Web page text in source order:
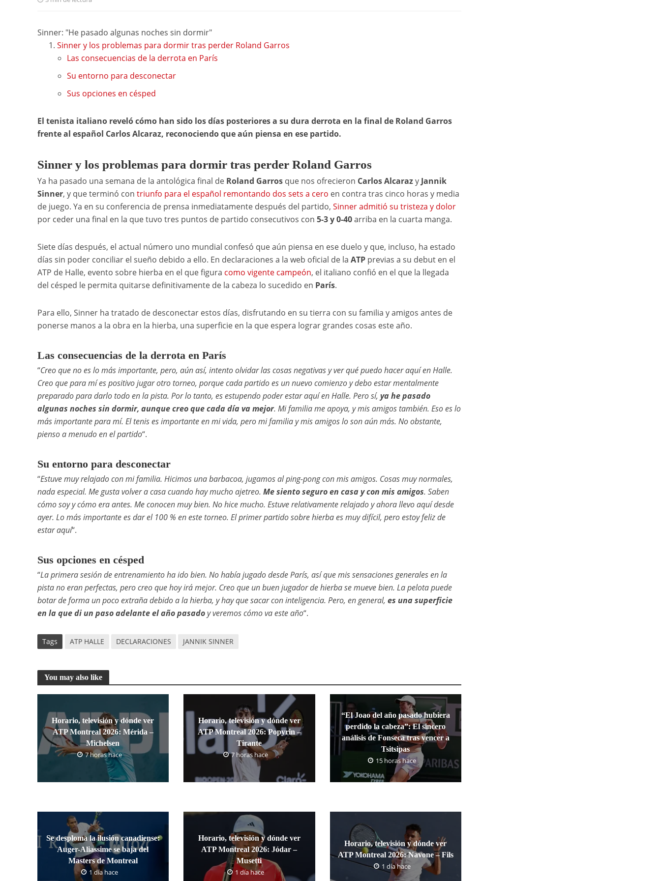
Sinner: "He pasado algunas noches sin dormir"
Sinner y los problemas para dormir tras perder Roland Garros
Las consecuencias de la derrota en París
Su entorno para desconectar
Sus opciones en césped
El tenista italiano reveló cómo han sido los días posteriores a su dura derrota en la final de Roland Garros
frente al español Carlos Alcaraz, reconociendo que aún piensa en ese partido.
Sinner y los problemas para dormir tras perder Roland Garros
Ya ha pasado una semana de la antológica final de Roland Garrosque nos ofrecieron Carlos Alcarazy Jannik
Sinner, y que terminó con triunfo para el español remontando dos sets a cero en contra tras cinco horas y media
de juego. Ya en su conferencia de prensa inmediatamente después del partido, Sinner admitió su tristeza y dolor
por ceder una final en la que tuvo tres puntos de partido consecutivos con 5-3 y 0-40arriba en la cuarta manga.
Siete días después, el actual número uno mundial confesó que aún piensa en ese duelo y que, incluso, ha estado
días sin poder conciliar el sueño debido a ello. En declaraciones a la web oficial de la ATPprevias a su debut en el
ATP de Halle, evento sobre hierba en el que figura como vigente campeón, el italiano confió en el que la llegada
del césped le permita quitarse definitivamente de la cabeza lo sucedido en París.
Para ello, Sinner ha tratado de desconectar estos días, disfrutando en su tierra con su familia y amigos antes de
ponerse manos a la obra en la hierba, una superficie en la que espera lograr grandes cosas este año.
Las consecuencias de la derrota en París
“Creo que no es lo más importante, pero, aún así, intento olvidar las cosas negativas y ver qué puedo hacer aquí en Halle.
Creo que para mí es positivo jugar otro torneo, porque cada partido es un nuevo comienzo y debo estar mentalmente
preparado para darlo todo en la pista. Por lo tanto, es estupendo poder estar aquí en Halle. Pero sí, ya he pasado
algunas noches sin dormir, aunque creo que cada día va mejor. Mi familia me apoya, y mis amigos también. Eso es lo
más importante para mí. El tenis es importante en mi vida, pero mi familia y mis amigos lo son aún más. No obstante,
pienso a menudo en el partido“.
Su entorno para desconectar
“Estuve muy relajado con mi familia. Hicimos una barbacoa, jugamos al ping-pong con mis amigos. Cosas muy normales,
nada especial. Me gusta volver a casa cuando hay mucho ajetreo. Me siento seguro en casa y con mis amigos. Saben
cómo soy y cómo era antes. Me conocen muy bien. No hice mucho. Estuve relativamente relajado y ahora llevo aquí desde
ayer. Lo más importante es dar el 100 % en este torneo. El primer partido sobre hierba es muy difícil, pero estoy feliz de
estar aquí“.
Sus opciones en césped
“La primera sesión de entrenamiento ha ido bien. No había jugado desde París, así que mis sensaciones generales en la
pista no eran perfectas, pero creo que hoy irá mejor. Creo que un buen jugador de hierba se mueve bien. La pelota puede
botar de forma un poco extraña debido a la hierba, y hay que sacar con inteligencia. Pero, en general, es una superficie
en la que di un paso adelante el año pasadoy veremos cómo va este año“.
Tags ATP HALLE DECLARACIONES JANNIK SINNER
You may also like
Horario, televisión y dónde ver
ATP Montreal 2026: Mérida –
Michelsen
7 horas hace
Horario, televisión y dónde ver
ATP Montreal 2026: Popyrin –
Tirante
7 horas hace
“El Joao del año pasado hubiera
perdido la cabeza”: El sincero
análisis de Fonseca tras vencer a
Tsitsipas
15 horas hace
Se desploma la ilusión canadiense:
Auger-Aliassime se baja del
Masters de Montreal
1 día hace
Horario, televisión y dónde ver
ATP Montreal 2026: Jódar –
Musetti
1 día hace
Horario, televisión y dónde ver
ATP Montreal 2026: Navone – Fils
1 día hace